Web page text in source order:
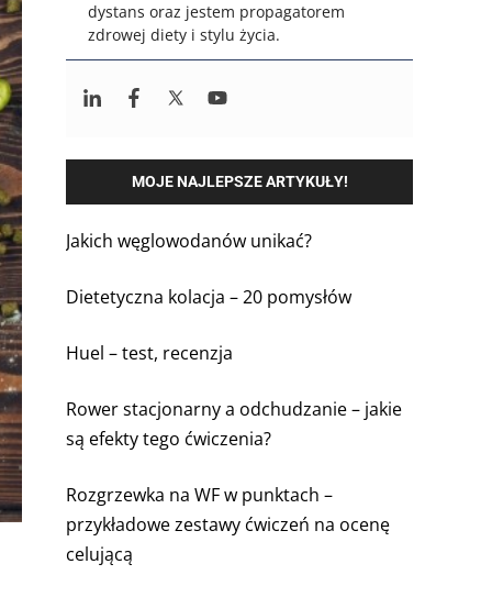
dystans oraz jestem propagatorem
zdrowej diety i stylu życia.
MOJE NAJLEPSZE ARTYKUŁY!
Jakich węglowodanów unikać?
Dietetyczna kolacja – 20 pomysłów
Huel – test, recenzja
Rower stacjonarny a odchudzanie – jakie
są efekty tego ćwiczenia?
Rozgrzewka na WF w punktach –
przykładowe zestawy ćwiczeń na ocenę
celującą